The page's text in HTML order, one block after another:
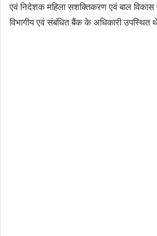
एवं निदेशक महिला सशक्तिकरण एवं बाल
विभागीय एवं संबंधित बैंक के अधिकारी उपस्थित